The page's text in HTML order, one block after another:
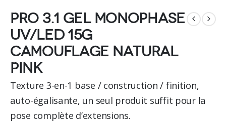
Pro 3.1 Gel monophase
UV/LED 15g
Camouflage Natural
Pink
Texture 3-en-1 base / construction / finition,
auto-égalisante, un seul produit suffit pour la
pose complète d’extensions.